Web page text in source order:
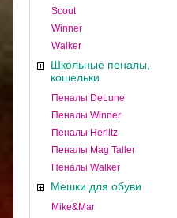
Scout
Winner
Walker
Школьные пеналы,
кошельки
Пеналы DeLune
Пеналы Winner
Пеналы Herlitz
Пеналы Mag Taller
Пеналы Walker
Мешки для обуви
Mike&Mar